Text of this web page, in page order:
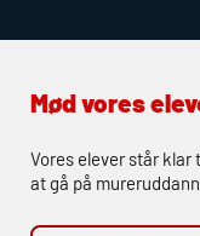
Mød vores
Vores elever står
at gå på